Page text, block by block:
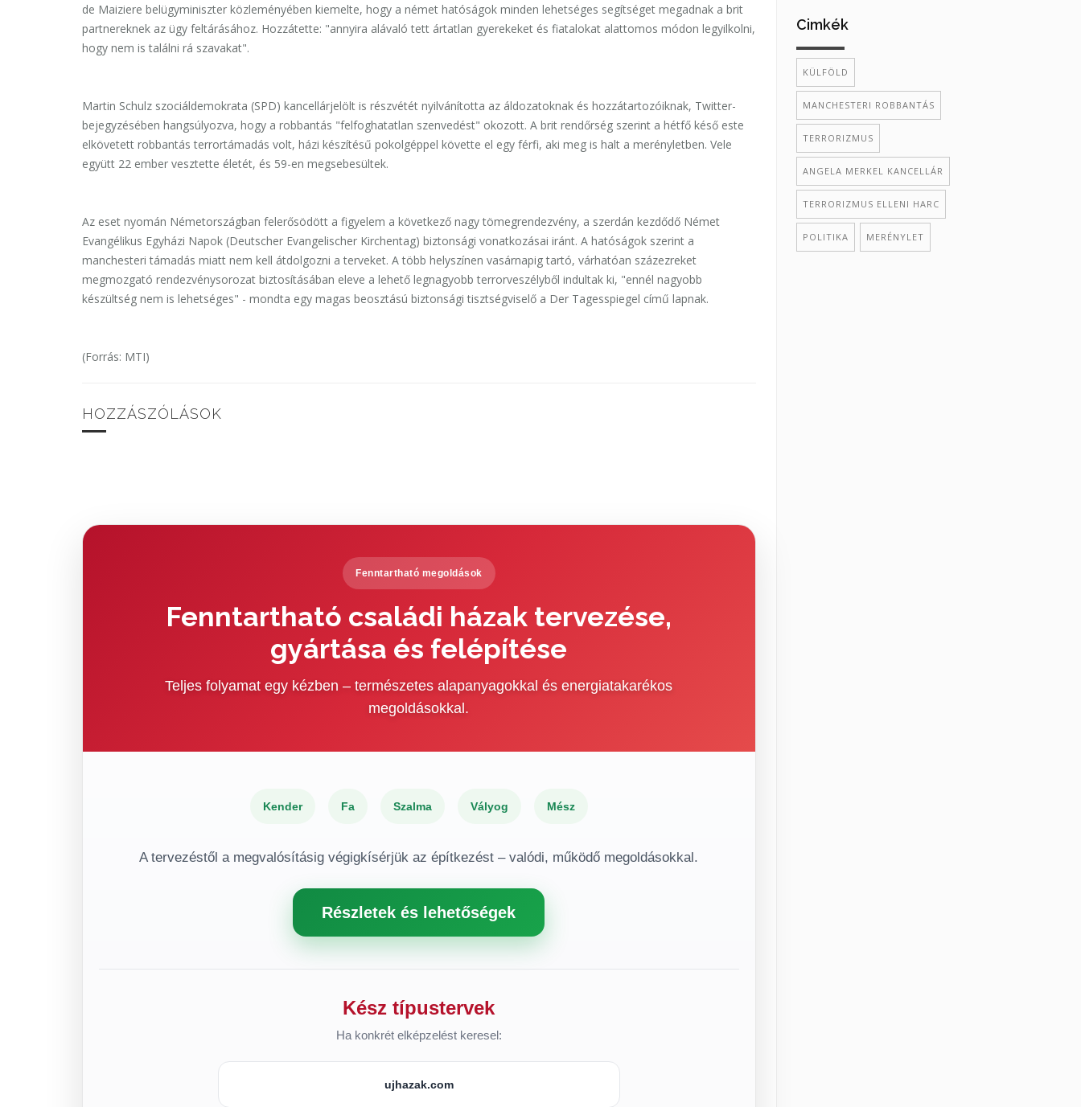
de Maiziere belügyminiszter közleményében kiemelte, hogy a német hatóságok minden lehetséges segítséget megadnak a brit
partnereknek az ügy feltárásához. Hozzátette: "annyira alávaló tett ártatlan gyerekeket és fiatalokat alattomos módon legyilkolni,
hogy nem is találni rá szavakat".
Martin Schulz szociáldemokrata (SPD) kancellárjelölt is részvétét nyilvánította az áldozatoknak és hozzátartozóiknak, Twitter-
bejegyzésében hangsúlyozva, hogy a robbantás "felfoghatatlan szenvedést" okozott. A brit rendőrség szerint a hétfő késő este
elkövetett robbantás terrortámadás volt, házi készítésű pokolgéppel követte el egy férfi, aki meg is halt a merényletben. Vele
együtt 22 ember vesztette életét, és 59-en megsebesültek.
Az eset nyomán Németországban felerősödött a figyelem a következő nagy tömegrendezvény, a szerdán kezdődő Német
Evangélikus Egyházi Napok (Deutscher Evangelischer Kirchentag) biztonsági vonatkozásai iránt. A hatóságok szerint a
manchesteri támadás miatt nem kell átdolgozni a terveket. A több helyszínen vasárnapig tartó, várhatóan százezreket
megmozgató rendezvénysorozat biztosításában eleve a lehető legnagyobb terrorveszélyből indultak ki, "ennél nagyobb
készültség nem is lehetséges" - mondta egy magas beosztású biztonsági tisztségviselő a Der Tagesspiegel című lapnak.
(Forrás: MTI)
HOZZÁSZÓLÁSOK
Fenntartható megoldások
Fenntartható családi házak tervezése,
gyártása és felépítése
Teljes folyamat egy kézben – természetes alapanyagokkal és energiatakarékos
megoldásokkal.
Kender Fa Szalma Vályog Mész
A tervezéstől a megvalósításig végigkísérjük az építkezést – valódi, működő megoldásokkal.
Részletek és lehetőségek
Kész típustervek
Ha konkrét elképzelést keresel:
ujhazak.com
Cimkék
KÜLFÖLD
MANCHESTERI ROBBANTÁS
TERRORIZMUS
ANGELA MERKEL KANCELLÁR
TERRORIZMUS ELLENI HARC
POLITIKA MERÉNYLET